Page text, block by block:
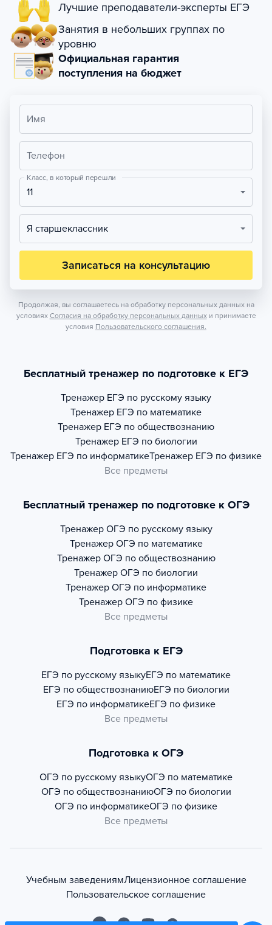
Лучшие преподаватели-эксперты ЕГЭ
Занятия в небольших группах по
уровню
Официальная гарантия
поступления на бюджет
Имя
Телефон
Класс, в который перешли
11
Я старшеклассник
Записаться на консультацию
Продолжая, вы соглашаетесь на обработку персональных данных на
условиях Согласия на обработку персональных данных и принимаете
условия Пользовательского соглашения.
Бесплатный тренажер по подготовке к ЕГЭ
Тренажер ЕГЭ по русскому языку
Тренажер ЕГЭ по математике
Тренажер ЕГЭ по обществознанию
Тренажер ЕГЭ по биологии
Тренажер ЕГЭ по информатикеТренажер ЕГЭ по физике
Все предметы
Бесплатный тренажер по подготовке к ОГЭ
Тренажер ОГЭ по русскому языку
Тренажер ОГЭ по математике
Тренажер ОГЭ по обществознанию
Тренажер ОГЭ по биологии
Тренажер ОГЭ по информатике
Тренажер ОГЭ по физике
Все предметы
Подготовка к ЕГЭ
ЕГЭ по русскому языкуЕГЭ по математике
ЕГЭ по обществознаниюЕГЭ по биологии
ЕГЭ по информатикеЕГЭ по физике
Все предметы
Подготовка к ОГЭ
ОГЭ по русскому языкуОГЭ по математике
ОГЭ по обществознаниюОГЭ по биологии
ОГЭ по информатикеОГЭ по физике
Все предметы
Учебным заведениямЛицензионное соглашение
Пользовательское соглашение